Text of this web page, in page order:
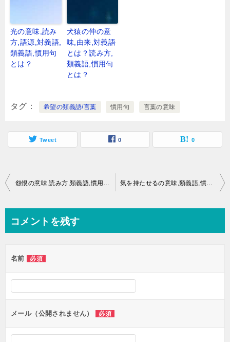
光の意味,読み
方,語源,対義語,
類義語,慣用句
とは？
犬猿の仲の意
味,由来,対義語
とは？読み方,
類義語,慣用句
とは？
タグ 希望の類義語/言葉 慣用句 言葉の意味
Tweet 0 0
投
ビ
ー
シ
ン
怨恨の意味,読み方,類義語,慣用句,ことわざとは？ 気を持たせるの意味,類義語,慣用句とは？
コメントを残す
名前 必須
メール（公開されません） 必須